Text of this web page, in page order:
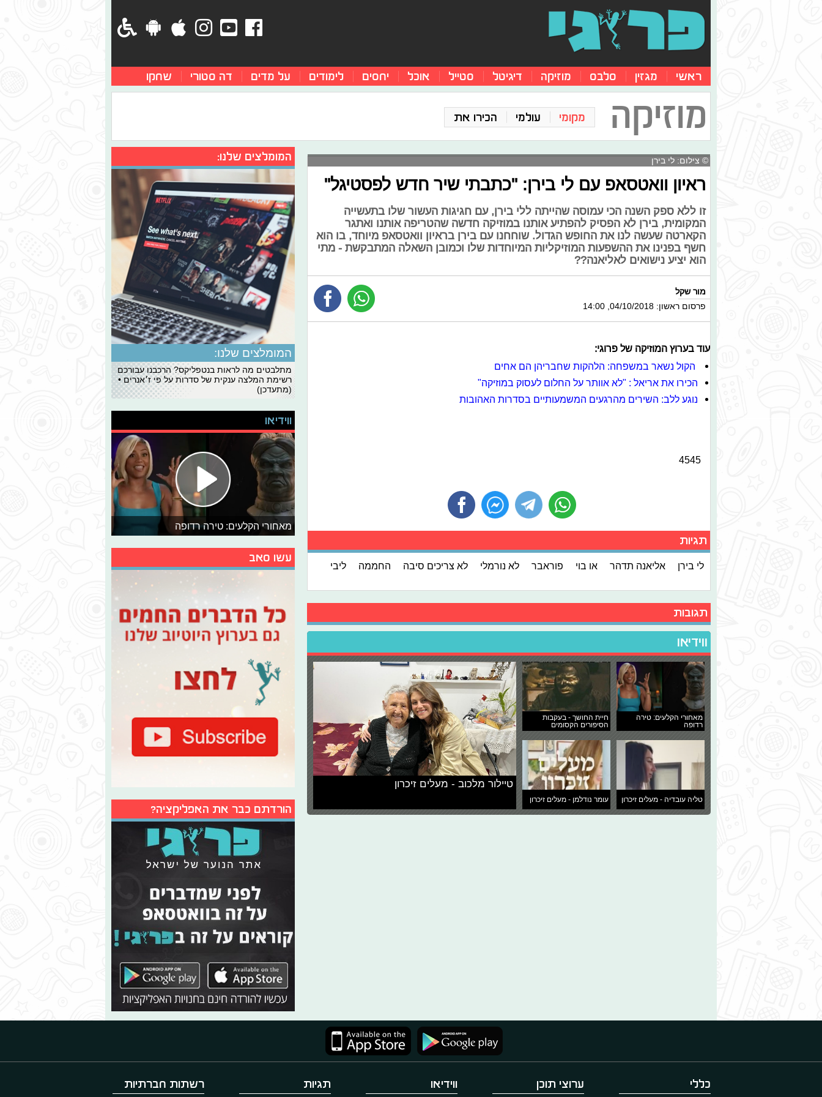
ראשי מגזין סלבס מוזיקה דיגיטל סטייל אוכל יחסים לימודים על מדים דה סטורי שחקו
מוזיקה מקומי עולמי הכירו את
© צילום: לי בירן
ראיון וואטסאפ עם לי בירן: "כתבתי שיר חדש לפסטיגל"
זו ללא ספק השנה הכי עמוסה שהייתה ללי בירן, עם חגיגות העשור שלו בתעשייה
המקומית, בירן לא הפסיק להפתיע אותנו במוזיקה חדשה שהטריפה אותנו ואתגר
הקארטה שעשה לנו את החופש הגדול. שוחחנו עם בירן בראיון וואטסאפ מיוחד, בו הוא
חשף בפנינו את ההשפעות המוזיקליות המיוחדות שלו וכמובן השאלה המתבקשת - מתי
הוא יציע נישואים לאליאנה??
מור שקל
פרסום ראשון: 04/10/2018, 14:00
עוד בערוץ המוזיקה של פרוגי:
הקול נשאר במשפחה: הלהקות שחבריהן הם אחים
הכירו את אריאל : "לא אוותר על החלום לעסוק במוזיקה"
נוגע ללב: השירים מהרגעים המשמעותיים בסדרות האהובות
4545
תגיות
לי בירן אליאנה תדהר או בוי פוראבר לא נורמלי לא צריכים סיבה החממה ליבי
תגובות
ווידיאו
מאחורי הקלעים: טירה
רדופה
חיית החושך - בעקבות
הסיפורים הקסומים
טליה עובדיה - מעלים זיכרון עומר נודלמן - מעלים זיכרון
טיילור מלכוב - מעלים זיכרון
המומלצים שלנו:
המומלצים שלנו:
מתלבטים מה לראות בנטפליקס? הרכבנו עבורכם
רשימת המלצה ענקית של סדרות על פי ז׳אנרים •
(מתעדכן)
ווידיאו
מאחורי הקלעים: טירה רדופה
עשו סאב
הורדתם כבר את האפליקציה?
כללי ערוצי תוכן ווידיאו תגיות רשתות חברתיות